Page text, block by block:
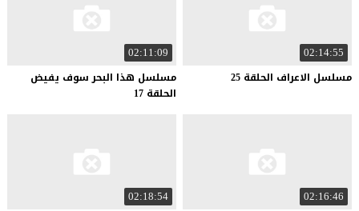
02:14:55
مسلسل الاعراف الحلقة 25
02:11:09
مسلسل هذا البحر سوف يفيض
الحلقة 17
02:16:46
02:18:54